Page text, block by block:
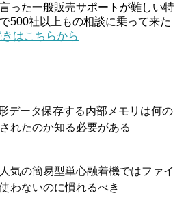
った一般販売サポートが難しい特
500社以上もの相談に乗って来た
はこちらから
データ保存する内部メモリは何の
れたのか知る必要がある
気の簡易型単心融着機ではファイ
わないのに慣れるべき